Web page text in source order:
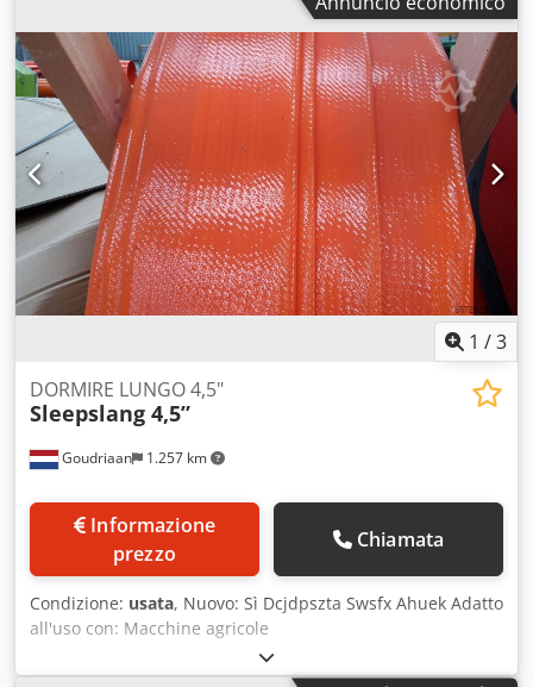
1 /3
Goudriaan 1.257 km
DORMIRE LUNGO 4,5"
Sleepslang 4,5”
prezzo
Chiamata
Condizione: usata, Nuovo: Sì Dcjdpszta Swsfx Ahuek Adatto
all'uso con: Macchine agricole